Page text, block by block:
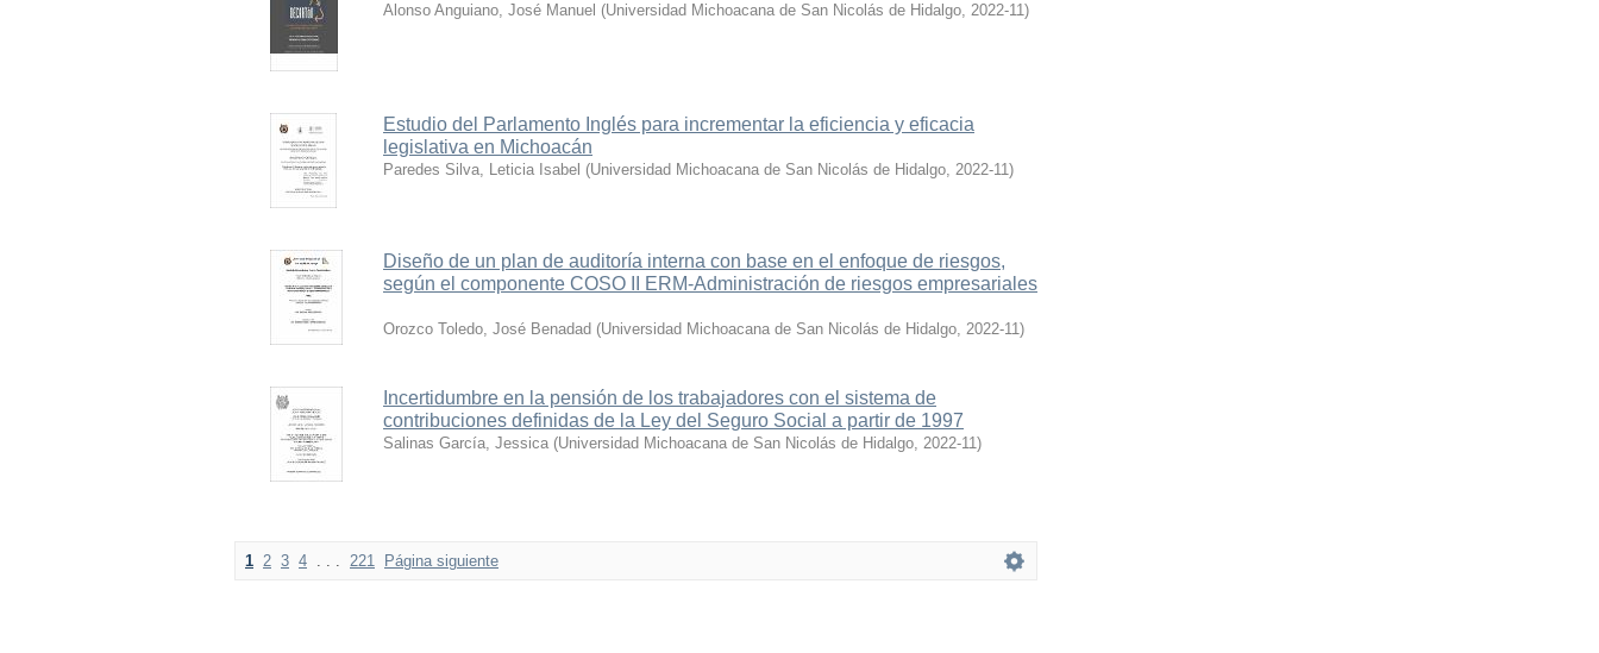
Alonso Anguiano, José Manuel (Universidad Michoacana de San Nicolás de Hidalgo, 2022-11)
Estudio del Parlamento Inglés para incrementar la eficiencia y eficacia
legislativa en Michoacán
Paredes Silva, Leticia Isabel (Universidad Michoacana de San Nicolás de Hidalgo, 2022-11)
Diseño de un plan de auditoría interna con base en el enfoque de riesgos,
según el componente COSO II ERM-Administración de riesgos empresariales
Orozco Toledo, José Benadad (Universidad Michoacana de San Nicolás de Hidalgo, 2022-11)
Incertidumbre en la pensión de los trabajadores con el sistema de
contribuciones definidas de la Ley del Seguro Social a partir de 1997
Salinas García, Jessica (Universidad Michoacana de San Nicolás de Hidalgo, 2022-11)
1 2 3 4 . . . 221 Página siguiente